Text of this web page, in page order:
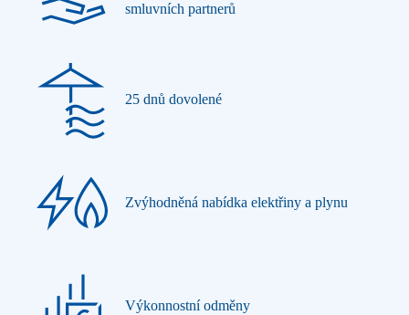
smluvních partnerů
25 dnů dovolené
Zvýhodněná nabídka elektřiny a plynu
Výkonnostní odměny